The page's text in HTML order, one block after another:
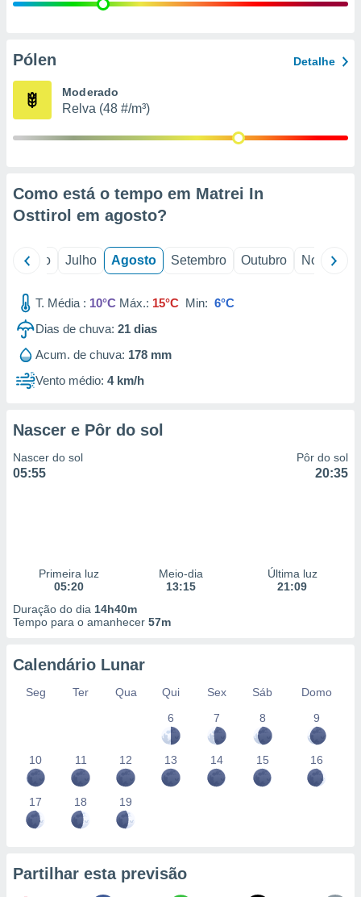
e
de
Pólen Detalhe
Moderado
Relva (48 #/m³)
Como está o tempo em Matrei In
Osttirol em agosto?
Junho Julho Agosto Setembro Outubro Novembro
T. Média : 10°C Máx.: 15°C Min: 6°C
Dias de chuva: 21 dias
Acum. de chuva: 178 mm
Vento médio: 4 km/h
Nascer e Pôr do sol
Nascer do sol
05:55
Pôr do sol
20:35
Primeira luz
05:20
Meio-dia
13:15
Última luz
21:09
Duração do dia 14h40m
Tempo para o amanhecer 57m
Calendário Lunar
Seg Ter Qua Qui Sex Sáb
Domo
6
7 8 9
10 11 12 13 14 15 16
17 18 19
Partilhar esta previsão